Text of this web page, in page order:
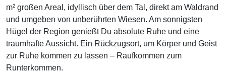
m² großen Areal, idyllisch über dem Tal, direkt am Waldrand
und umgeben von unberührten Wiesen. Am sonnigsten
Hügel der Region genießt Du absolute Ruhe und eine
traumhafte Aussicht. Ein Rückzugsort, um Körper und Geist
zur Ruhe kommen zu lassen – Raufkommen zum
Runterkommen.